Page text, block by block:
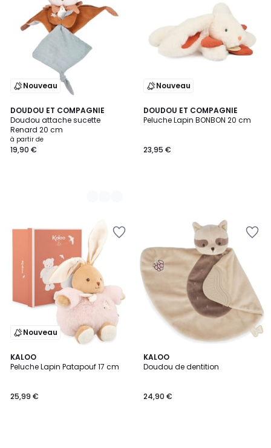
Nouveau
DOUDOU ET COMPAGNIE
Doudou attache sucette
Renard 20 cm
à partir de
19,90 €
2
Couleurs
Nouveau
DOUDOU ET COMPAGNIE
Peluche Lapin BONBON 20 cm
23,95 €
Nouveau
KALOO
Peluche Lapin Patapouf 17 cm
25,99 €
KALOO
Doudou de dentition
24,90 €